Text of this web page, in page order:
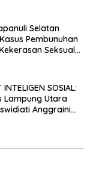
Selatan
Pembunuhan
Seksual
INTELIGEN SOSIAL:
Lampung Utara
Anggraini